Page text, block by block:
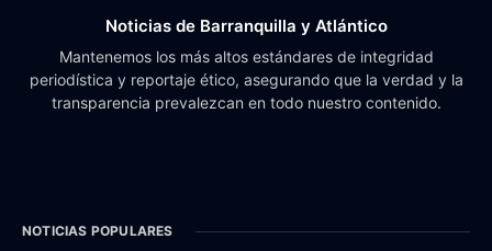
Noticias de Barranquilla y Atlántico
Mantenemos los más altos estándares de integridad
periodística y reportaje ético, asegurando que la verdad y la
transparencia prevalezcan en todo nuestro contenido.
NOTICIAS POPULARES